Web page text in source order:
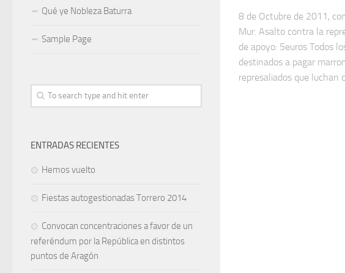
8 de Octubre de 2011,
Mur. Asalto contra la
de apoyo: 5euros Todos
destinados a pagar
represaliados que luchan
Qué ye Nobleza Baturra
Sample Page
ENTRADAS RECIENTES
Hemos vuelto
Fiestas autogestionadas Torrero 2014
Convocan concentraciones a favor de un
referéndum por la República en distintos
puntos de Aragón